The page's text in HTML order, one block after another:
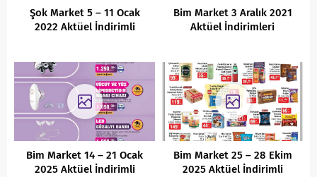
Şok Market 5 – 11 Ocak
2022 Aktüel İndirimli
Bim Market 3 Aralık 2021
Aktüel İndirimleri
Bim Market 14 – 21 Ocak
2025 Aktüel İndirimli
Bim Market 25 – 28 Ekim
2025 Aktüel İndirimli